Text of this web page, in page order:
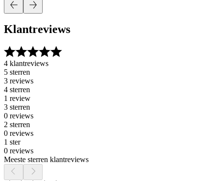
Klantreviews
4 klantreviews
5 sterren
3 reviews
4 sterren
1 review
3 sterren
0 reviews
2 sterren
0 reviews
1 ster
0 reviews
Meeste sterren klantreviews